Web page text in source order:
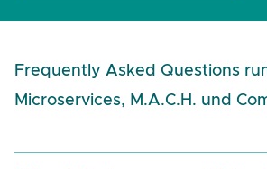
Frequently Asked Questions
Microservices, M.A.C.H. und